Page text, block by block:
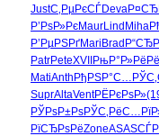
JustС‚РµРєСЃDeva
Р’РѕР»РєMaurLindMiha
Р’РµРЅРґMariBrad
PatrPeteXVIIРњР°Р»Рё
MatiAnthРђРЅР°С…
SuprAltaVentРЁРєРѕР»
РЎРѕР±РѕРЎС‚РёС…
РїСЂРѕРёZoneASAS